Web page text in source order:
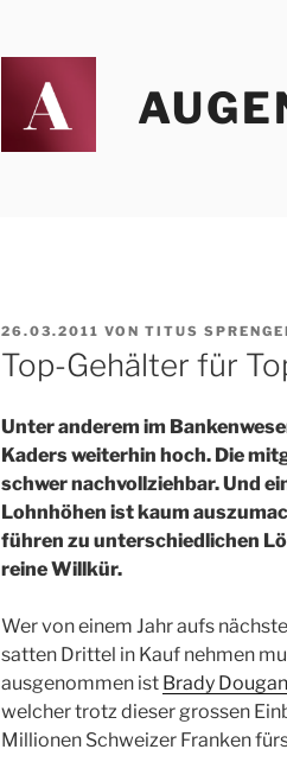
VERÖFFENTLICHT
AM
26.03.2011 VON TITUS
Top-Gehälter für
Unter anderem im
Kaders weiterhin hoch. Die
schwer nachvollziehbar. Und
Lohnhöhen ist kaum
führen zu unterschiedlichen
reine Willkür.
Wer von einem Jahr aufs
satten Drittel in Kauf nehmen
ausgenommen ist Brady Dougan
welcher trotz dieser grossen
Millionen Schweizer Franken